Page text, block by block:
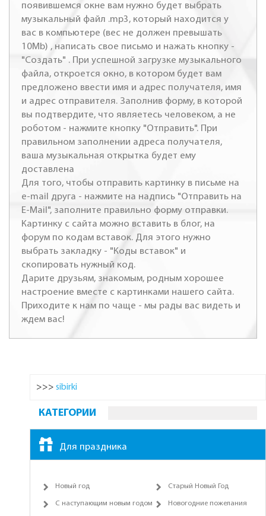
появившемся окне вам нужно будет выбрать
музыкальный файл .mp3, который находится у
вас в компьютере (вес не должен превышать
10Mb) , написать свое письмо и нажать кнопку -
"Создать" . При успешной загрузке музыкального
файла, откроется окно, в котором будет вам
предложено ввести имя и адрес получателя, имя
и адрес отправителя. Заполнив форму, в которой
вы подтвердите, что являетесь человеком, а не
роботом - нажмите кнопку "Отправить". При
правильном заполнении адреса получателя,
ваша музыкальная открытка будет ему
доставлена
Для того, чтобы отправить картинку в письме на
e-mail друга - нажмите на надпись "Отправить на
E-Mail", заполните правильно форму отправки.
Картинку с сайта можно вставить в блог, на
форум по кодам вставок. Для этого нужно
выбрать закладку - "Коды вставок" и
скопировать нужный код.
Дарите друзьям, знакомым, родным хорошее
настроение вместе с картинками нашего сайта.
Приходите к нам по чаще - мы рады вас видеть и
ждем вас!
>>> sibirki
КАТЕГОРИИ
Для праздника
Новый год Старый Новый Год
С наступающим новым годом Новогодние пожелания